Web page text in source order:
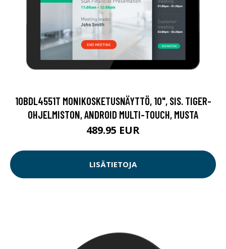
10BDL4551T MONIKOSKETUSNÄYTTÖ, 10", SIS. TIGER-
OHJELMISTON, ANDROID MULTI-TOUCH, MUSTA
489.95 EUR
LISÄTIETOJA